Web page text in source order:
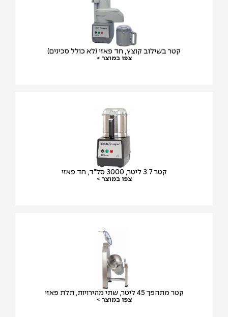
קטר בשילוב קוצץ, חד פאזי (לא כולל סכינים)
צפו במוצר >
צפו במוצר >
קטר מתהפך 45 ליטר, שתי מהירויות, תלת פאזי
צפו במוצר >